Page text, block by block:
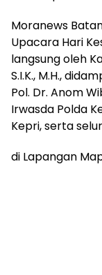
Moranews
Upacara Hari
langsung oleh
S.I.K., M.H.,
Pol. Dr. Anom
Irwasda Polda
Kepri, serta
di Lapangan